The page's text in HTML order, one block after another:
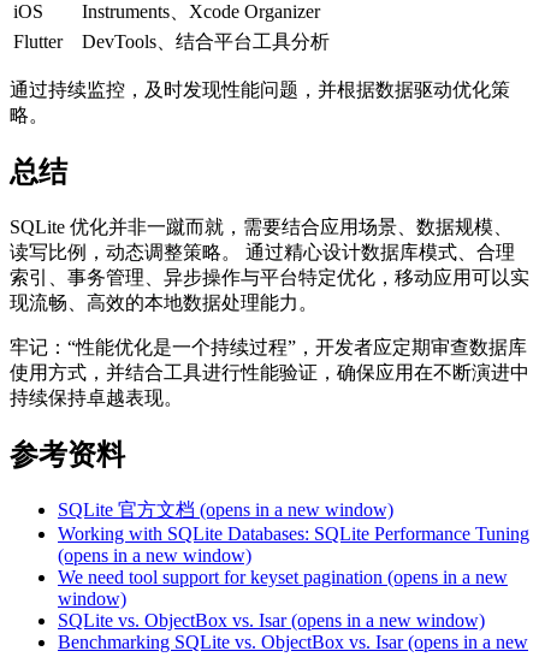
iOS
Instruments、Xcode Organizer
Flutter
DevTools、结合平台工具分析
通过持续监控，及时发现性能问题，并根据数据驱动优化策
略。
总结
SQLite 优化并非一蹴而就，需要结合应用场景、数据规模、
读写比例，动态调整策略。 通过精心设计数据库模式、合理
索引、事务管理、异步操作与平台特定优化，移动应用可以实
现流畅、高效的本地数据处理能力。
牢记：“性能优化是一个持续过程”，开发者应定期审查数据库
使用方式，并结合工具进行性能验证，确保应用在不断演进中
持续保持卓越表现。
参考资料
SQLite 官方文档 (opens in a new window)
Working with SQLite Databases: SQLite Performance Tuning
(opens in a new window)
We need tool support for keyset pagination (opens in a new
window)
SQLite vs. ObjectBox vs. Isar(opens in a new window)
Benchmarking SQLite vs. ObjectBox vs. Isar(opens in a new